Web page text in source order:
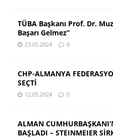
TÜBA Başkanı Prof. Dr.
Başarı Gelmez”
23.05.2024 0
CHP-ALMANYA
SEÇTİ
12.05.2024 0
ALMAN
BAŞLADI – STEINMEIER